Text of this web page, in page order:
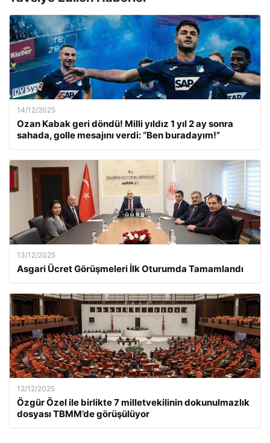
14/12/2025
Ozan Kabak geri döndü! Milli yıldız 1 yıl 2 ay sonra
sahada, golle mesajını verdi: “Ben buradayım!”
13/12/2025
Asgari Ücret Görüşmeleri İlk Oturumda Tamamlandı
12/12/2025
Özgür Özel ile birlikte 7 milletvekilinin dokunulmazlık
dosyası TBMM’de görüşülüyor